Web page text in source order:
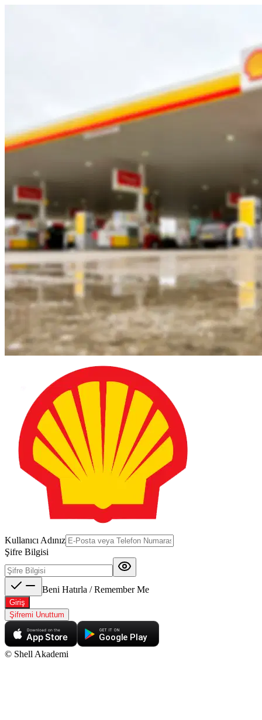
Kullanıcı Adınız
Şifre Bilgisi
Beni Hatırla / Remember Me
Giriş
Şifremi Unuttum
Download on the
App Store
GET IT ON
Google Play
© Shell Akademi